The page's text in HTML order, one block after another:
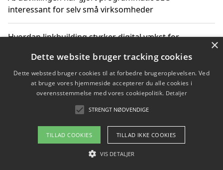
interessant for selv små virksomheder
Hvordan linkbuilding styrker digital vækst for
Sådan har udviklingen inden for genbrug af elektronik
ændret sig
Copyright 2026 - Pilanto Aps
Om / kontakt
×
Dette website bruger tracking cookies
Dette websted bruger cookies til at forbedre brugeroplevelsen. Ved
at bruge vores hjemmeside accepterer du alle cookies i
overensstemmelse med vores cookiepolitik. Detaljer
STRENGT NØDVENDIGE
TILLAD COOKIES TILLAD IKKE COOKIES
VIS DETALJER